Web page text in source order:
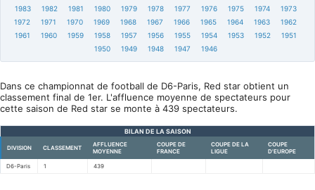
1983
1982 1981 1980 1979 1978 1977 1976 1975 1974
1973
1972
1971 1970 1969 1968 1967 1966 1965 1964 1963
1962
1961
1960 1959 1958 1957 1956 1955 1954 1953 1952
1951
1950
1949 1948 1947 1946
Dans ce championnat de football de D6-Paris, Red star obtient un
classement final de 1er. L'affluence moyenne de spectateurs pour
cette saison de Red star se monte à 439 spectateurs.
BILAN DE LA SAISON
DIVISION CLASSEMENT
AFFLUENCE
MOYENNE
COUPE DE
FRANCE
COUPE DE LA
LIGUE
COUPE
D'EUROPE
D6-Paris 1 439